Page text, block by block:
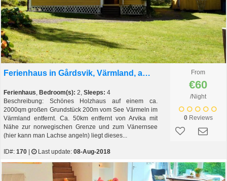
Ferienhaus in Gårdsvik, Värmland, am See Värmeln mit Boot
Ferienhaus, Bedroom(s): 2, Sleeps: 4
Beschreibung: Schönes Holzhaus auf einem ca.
2000qm großen Grundstück 200m vom See Värmeln im
Värmland entfernt. Ca. 50km entfernt von Arvika mit
Nähe zur norwegischen Grenze und zum Vänernsee
(hier kann man Lachse angeln) liegt dieses...
ID#: 170 | Last update: 08-Aug-2018
From
€60
/Night
0Reviews